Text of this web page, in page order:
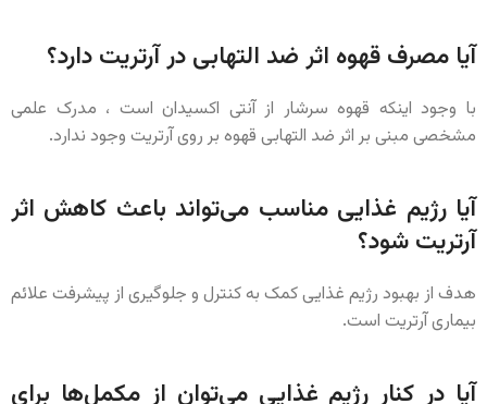
آیا مصرف قهوه اثر ضد التهابی در آرتریت دارد؟
با وجود اینکه قهوه سرشار از آنتی اکسیدان است ، مدرک علمی
مشخصی مبنی بر اثر ضد التهابی قهوه بر روی آرتریت وجود ندارد.
آیا رژیم غذایی مناسب می‌تواند باعث کاهش اثر
آرتریت شود؟
هدف از بهبود رژیم غذایی کمک به کنترل و جلوگیری از پیشرفت علائم
بیماری آرتریت است.
آیا در کنار رژیم غذایی می‌توان از مکمل‌ها برای